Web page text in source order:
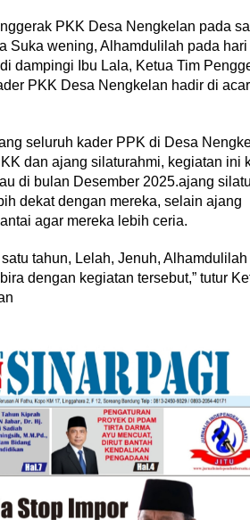
PKK Desa Nengkelan pada
Suka wening, Alhamdulilah pada hari
dampingi Ibu Lala, Ketua Tim
PKK Desa Nengkelan hadir di
seluruh kader PPK di Desa
dan ajang silaturahmi, kegiatan ini
di bulan Desember 2025.ajang
dekat dengan mereka, selain ajang
agar mereka lebih ceria.
tahun, Lelah, Jenuh,
dengan kegiatan tersebut,” tutur
di Guizhou
Tiongko…
Khusus
Dibuka,
Lahirkan
Penguatan
dalam Pembukaan
‎Bupati
…